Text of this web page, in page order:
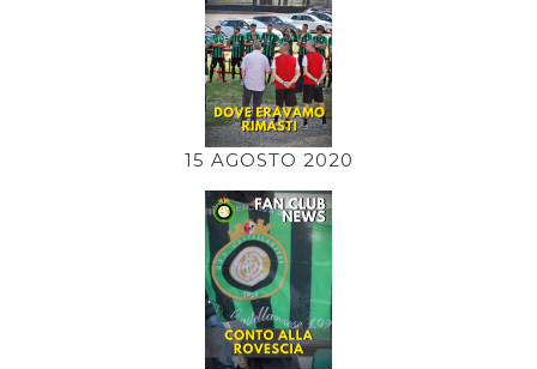
15 AGOSTO 2020